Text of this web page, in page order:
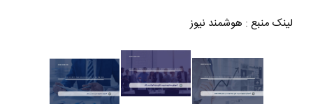
لینک منبع : هوشمند نیوز